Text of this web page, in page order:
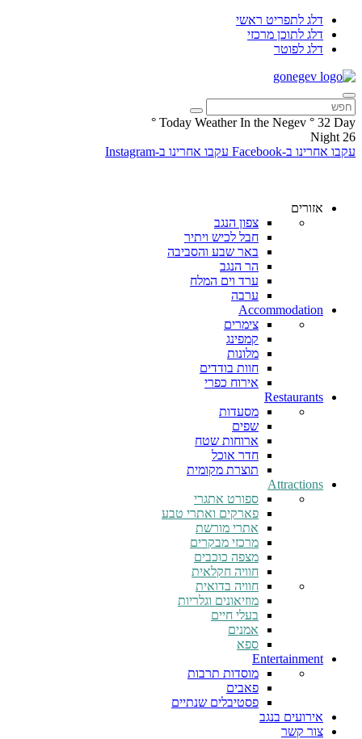
דלג לתפריט ראשי
דלג לתוכן מרכזי
דלג לפוטר
Today Weather In the Negev ° 32 Day
°
26
Night
עקבו אחרינו ב-Facebook
עקבו אחרינו ב-Instagram
אזורים
צפון הנגב
חבל לכיש ויתיר
באר שבע והסביבה
הר הנגב
ערד וים המלח
ערבה
Accommodation
צימרים
קמפינג
מלונות
חוות בודדים
אירוח כפרי
Restaurants
מסעדות
שפים
ארוחות שטח
חדר אוכל
תוצרת מקומית
Attractions
ספורט אתגרי
פארקים ואתרי טבע
אתרי מורשת
מרכזי מבקרים
מצפה כוכבים
חוויה חקלאית
חוויה בדואית
מוזיאונים וגלריות
בעלי חיים
אמנים
ספא
Entertainment
מוסדות תרבות
פאבים
פסטיבלים שנתיים
אירועים בנגב
צור קשר